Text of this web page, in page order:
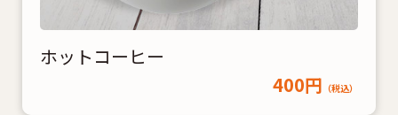
ホットコーヒー
400円 （税込）